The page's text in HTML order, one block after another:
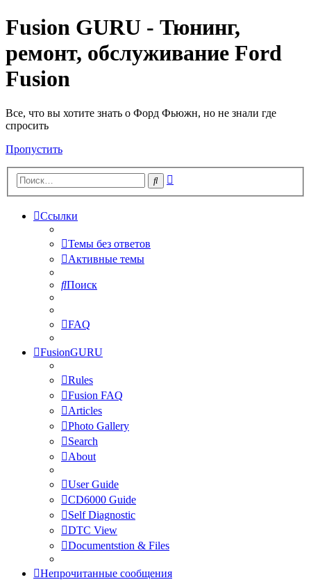
Fusion GURU - Тюнинг,
ремонт, обслуживание Ford
Fusion
Все, что вы хотите знать о Форд Фьюжн, но не знали где
спросить
Пропустить
Поиск
Ссылки
Темы без ответов
Активные темы
Поиск
FAQ
FusionGURU
Rules
Fusion FAQ
Articles
Photo Gallery
Search
About
User Guide
CD6000 Guide
Self Diagnostic
DTC View
Documentstion & Files
Непрочитанные сообщения